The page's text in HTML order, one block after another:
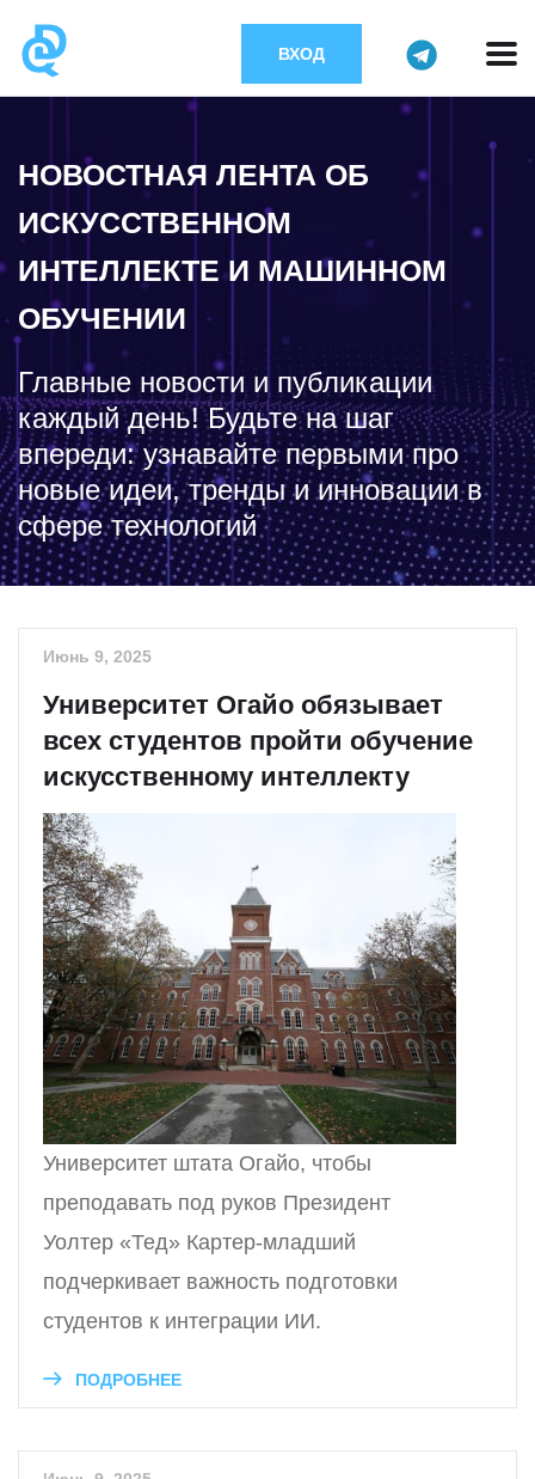
ВХОД
НОВОСТНАЯ ЛЕНТА ОБ
ИСКУССТВЕННОМ
ИНТЕЛЛЕКТЕ И МАШИННОМ
ОБУЧЕНИИ
Главные новости и публикации
каждый день! Будьте на шаг
впереди: узнавайте первыми про
новые идеи, тренды и инновации в
сфере технологий
Июнь 9, 2025
Университет Огайо обязывает
всех студентов пройти обучение
искусственному интеллекту
Университет штата Огайо, чтобы
преподавать под руков Президент
Уолтер «Тед» Картер-младший
подчеркивает важность подготовки
студентов к интеграции ИИ.
ПОДРОБНЕЕ